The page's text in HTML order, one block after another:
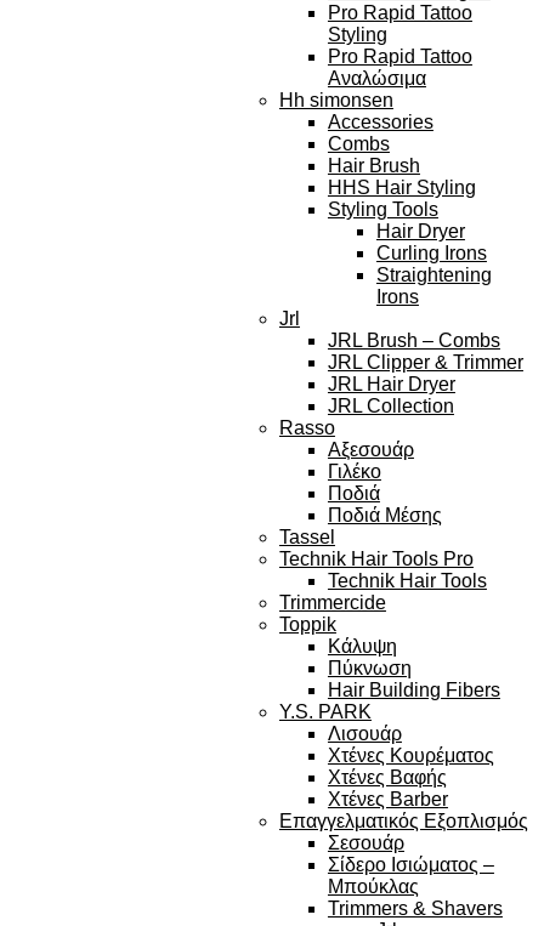
Pro Rapid Tattoo
Styling
Pro Rapid Tattoo
Αναλώσιμα
Hh simonsen
Accessories
Combs
Hair Brush
HHS Hair Styling
Styling Tools
Hair Dryer
Curling Irons
Straightening
Irons
Jrl
JRL Brush – Combs
JRL Clipper & Trimmer
JRL Hair Dryer
JRL Collection
Rasso
Αξεσουάρ
Γιλέκο
Ποδιά
Ποδιά Μέσης
Tassel
Technik Hair Tools Pro
Technik Hair Tools
Trimmercide
Toppik
Κάλυψη
Πύκνωση
Hair Building Fibers
Y.S. PARK
Λισουάρ
Χτένες Κουρέματος
Χτένες Βαφής
Χτένες Barber
Επαγγελματικός Εξοπλισμός
Σεσουάρ
Σίδερο Ισιώματος –
Μπούκλας
Trimmers & Shavers